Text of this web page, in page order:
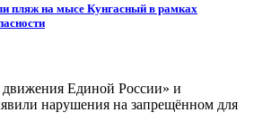
пляж на мысе Кунгасный в рамках
Единой России» и
нарушения на запрещённом для